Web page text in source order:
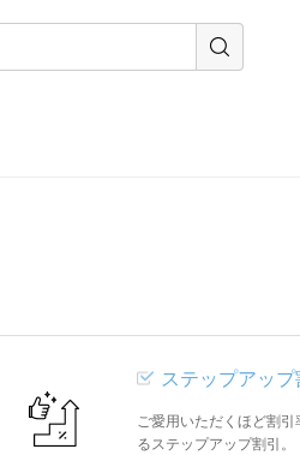
ステップアップ
ご愛用いただくほど割引
るステップアップ割引。